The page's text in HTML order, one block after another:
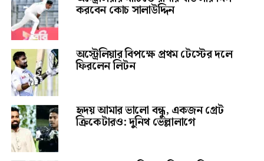
করবেন কোচ সালাউদ্দিন
অস্ট্রেলিয়ার বিপক্ষে প্রথম টেস্টের দলে
ফিরলেন লিটন
হৃদয় আমার ভালো বন্ধু, একজন গ্রেট
ক্রিকেটারও: দুনিথ ভেল্লালাগে